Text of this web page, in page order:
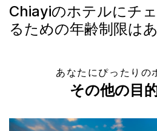
Chiayiのホテルにチ
るための年齢制限は
あなたにぴったりの
その他の目